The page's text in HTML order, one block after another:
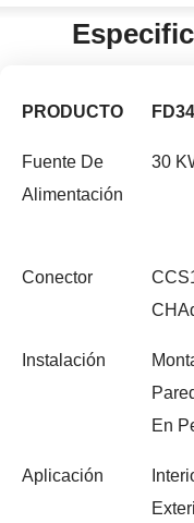
PRODUCTO
Fuente De
Alimentación
30
Conector
Instalación
En
Aplicación